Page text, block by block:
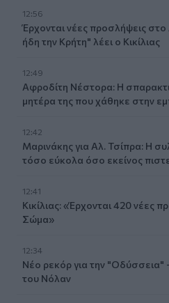
12:56
Έρχονται νέες προσλήψεις
ήδη την Κρήτη" λέει ο Κικίλιας
12:49
Αφροδίτη Νέστορα: Η
μητέρα της που χάθηκε στην
12:42
Μαρινάκης για Αλ. Τσίπρα: Η
τόσο εύκολα όσο εκείνος
12:41
Κικίλιας: «Έρχονται 420 νέες
Σώμα»
12:34
Νέο ρεκόρ για την "Οδύσσεια" -
του Νόλαν